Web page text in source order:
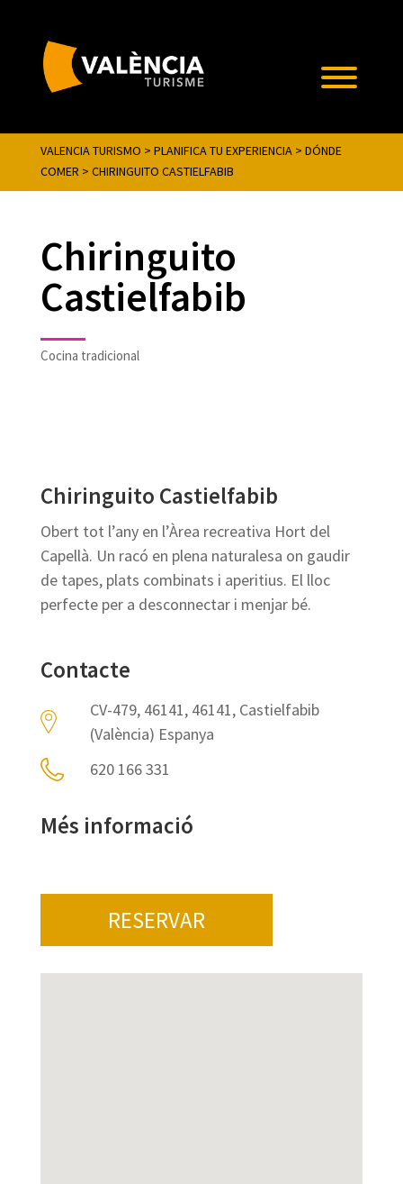
VALENCIA TURISMO > PLANIFICA TU EXPERIENCIA> DÓNDE
COMER > CHIRINGUITO CASTIELFABIB
Chiringuito
Castielfabib
Cocina tradicional
Chiringuito Castielfabib
Obert tot l’any en l’Àrea recreativa Hort del
Capellà. Un racó en plena naturalesa on gaudir
de tapes, plats combinats i aperitius. El lloc
perfecte per a desconnectar i menjar bé.
Contacte
CV-479, 46141, 46141, Castielfabib
(València) Espanya
620 166 331
Més informació
RESERVAR